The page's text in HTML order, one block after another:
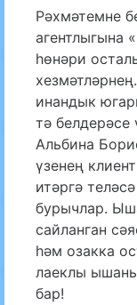
Рәхмәтемне
агентлыгына
һөнәри
инандык
тә
Альбина
үзенең
итәргә
бурычлар.
сайланган
һәм озакка
лаеклы
бар!